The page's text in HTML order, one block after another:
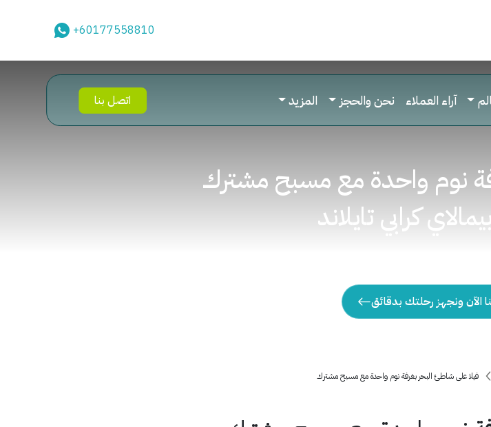
+60177558810
آراء العملاء نحن والحجز المزيد اتصل بنا
نوم واحدة مع مسبح مشترك
كرابي تايلاند
الآن ونجهز رحلتك بدقائق
فيلا على شاطئ البحر بغرفة نوم واحدة مع مسبح مشترك